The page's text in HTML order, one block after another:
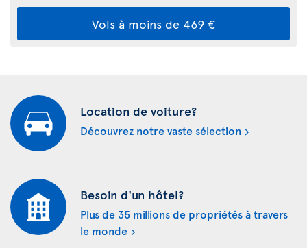
Vols à moins de 469 €
Location de voiture?
Découvrez notre vaste sélection
Besoin d'un hôtel?
Plus de 35 millions de propriétés à travers
le monde